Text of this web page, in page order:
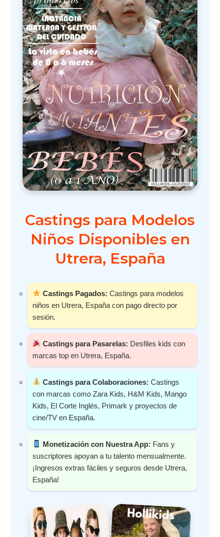
Castings para Modelos
Niños Disponibles en
Utrera, España
Castings Pagados: Castings para modelos
niños en Utrera, España con pago directo por
sesión.
Castings para Pasarelas: Desfiles kids con
marcas top en Utrera, España.
Castings para Colaboraciones: Castings
con marcas como Zara Kids, H&M Kids, Mango
Kids, El Corte Inglés, Primark y proyectos de
cine/TV en España.
Monetización con Nuestra App: Fans y
suscriptores apoyan a tu talento mensualmente.
¡Ingresos extras fáciles y seguros desde Utrera,
España!